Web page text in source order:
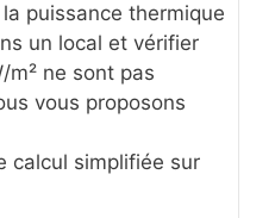
puissance thermique
un local et vérifier
m² ne sont pas
vous proposons
calcul simplifiée sur